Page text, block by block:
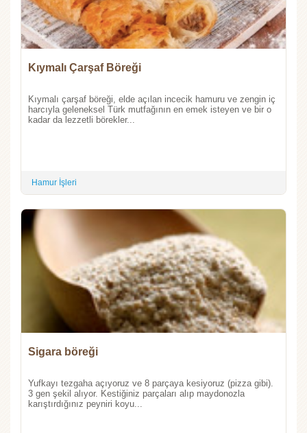
Kıymalı Çarşaf Böreği
Kıymalı çarşaf böreği, elde açılan incecik hamuru ve zengin iç
harcıyla geleneksel Türk mutfağının en emek isteyen ve bir o
kadar da lezzetli börekler...
Hamur İşleri
Sigara böreği
Yufkayı tezgaha açıyoruz ve 8 parçaya kesiyoruz (pizza gibi).
3 gen şekil alıyor. Kestiğiniz parçaları alıp maydonozla
karıştırdığınız peyniri koyu...